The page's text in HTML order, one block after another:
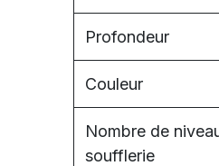
Profondeur
Couleur
Nombre de
soufflerie